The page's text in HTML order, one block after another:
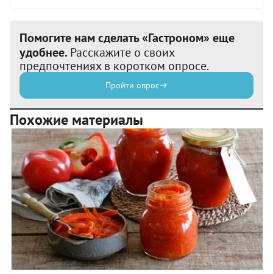
Помогите нам сделать «Гастроном» еще
удобнее. Расскажите о своих
предпочтениях в коротком опросе.
Пройти опрос
Похожие материалы